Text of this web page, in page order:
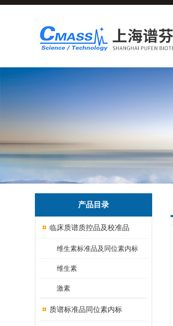
产品目录
临床质谱质控品及校准品
维生素标准品及同位素内标
维生素
激素
质谱标准品同位素内标